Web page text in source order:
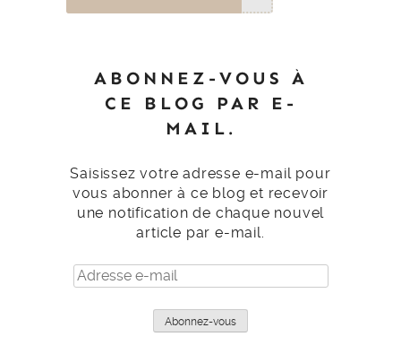
ABONNEZ-VOUS À
CE BLOG PAR E-
MAIL.
Saisissez votre adresse e-mail pour
vous abonner à ce blog et recevoir
une notification de chaque nouvel
article par e-mail.
Adresse
e-
Abonnez-vous